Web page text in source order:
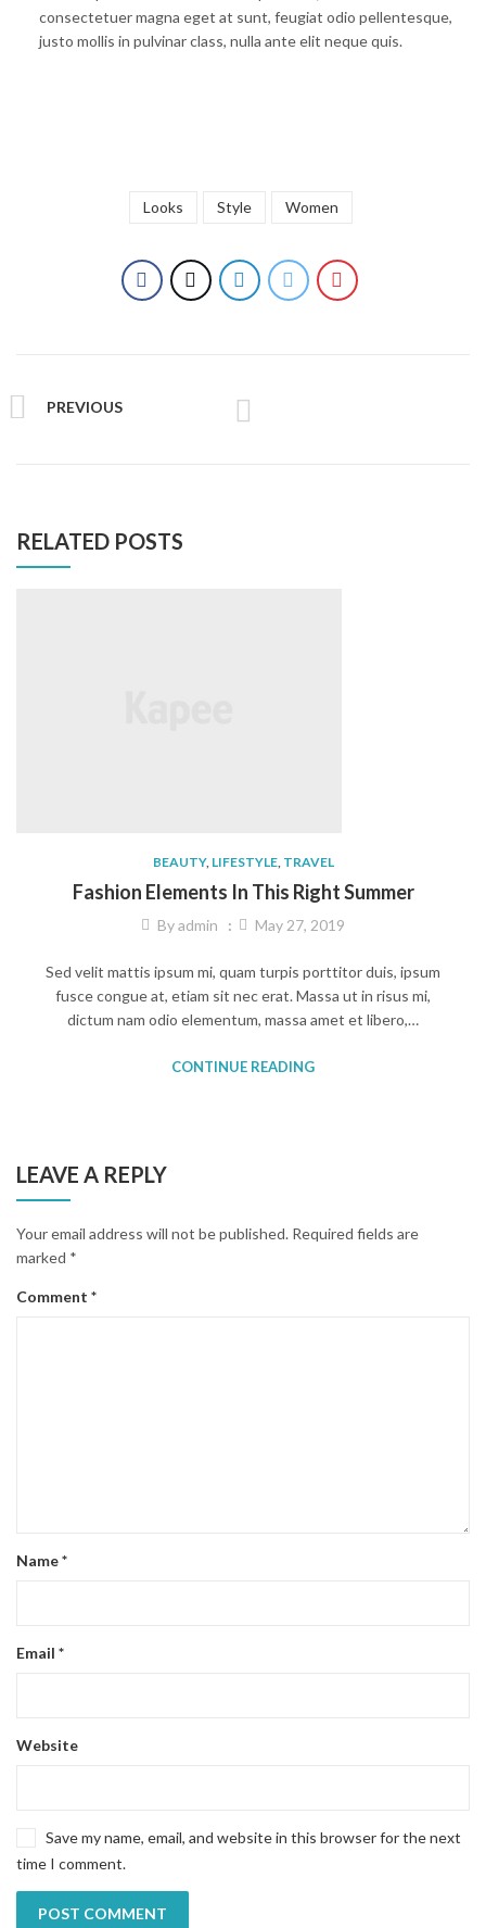
consectetuer magna eget at sunt, feugiat odio pellentesque,
justo mollis in pulvinar class, nulla ante elit neque quis.
Looks Style Women
PREVIOUS
RELATED POSTS
BEAUTY, LIFESTYLE, TRAVEL
Fashion Elements In This Right Summer
Byadmin May 27, 2019
Sed velit mattis ipsum mi, quam turpis porttitor duis, ipsum
fusce congue at, etiam sit nec erat. Massa ut in risus mi,
dictum nam odio elementum, massa amet et libero,…
CONTINUE READING
LEAVE A REPLY
Your email address will not be published. Required fields are
marked *
Comment *
Name*
Email *
Website
Save my name, email, and website in this browser for the next
time I comment.